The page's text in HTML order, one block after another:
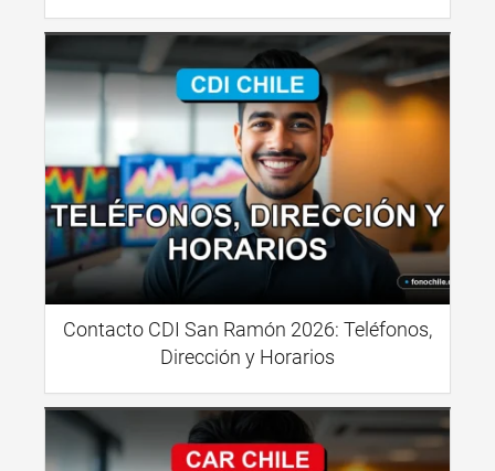
Contacto CDI San Ramón 2026: Teléfonos,
Dirección y Horarios